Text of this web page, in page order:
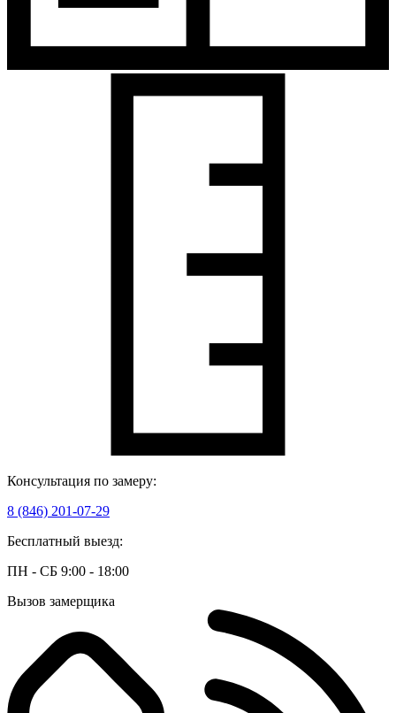
Консультация по замеру:
8 (846) 201-07-29
Бесплатный выезд:
ПН - СБ 9:00 - 18:00
Вызов замерщика